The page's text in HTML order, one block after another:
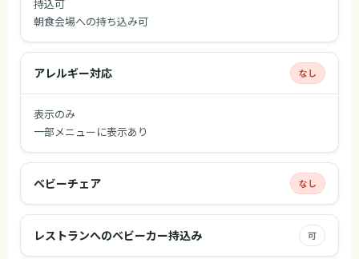
持込可
朝食会場への持ち込み可
アレルギー対応 なし
表示のみ
一部メニューに表示あり
ベビーチェア なし
レストランへのベビーカー持込み 可